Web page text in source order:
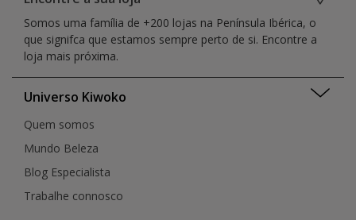
Distrito da Guarda
Lisboa
Madeira
Santarém
Setúbal
Guarda
Guimarães
Leiria
Lisboa
Loulé
Funchal
Matosinhos
Montijo
Porto
Penafiel
Castelo Branco
Coimbra
Covilhã
Ermesinde
Évora
Figueira Da Foz
Funchal
Guarda
Guilhufe
Guimarães
Somos uma família de +200 lojas na Península Ibérica, o
que signifca que estamos sempre perto de si. Encontre a
loja mais próxima.
Universo Kiwoko
Quem somos
Mundo Beleza
Blog Especialista
Trabalhe connosco